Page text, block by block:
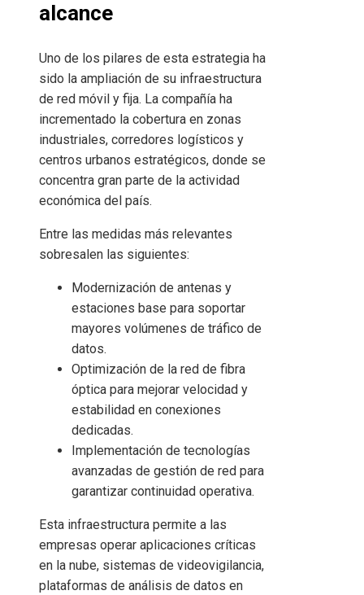
alcance
Uno de los pilares de esta estrategia ha
sido la ampliación de su infraestructura
de red móvil y fija. La compañía ha
incrementado la cobertura en zonas
industriales, corredores logísticos y
centros urbanos estratégicos, donde se
concentra gran parte de la actividad
económica del país.
Entre las medidas más relevantes
sobresalen las siguientes:
Modernización de antenas y
estaciones base para soportar
mayores volúmenes de tráfico de
datos.
Optimización de la red de fibra
óptica para mejorar velocidad y
estabilidad en conexiones
dedicadas.
Implementación de tecnologías
avanzadas de gestión de red para
garantizar continuidad operativa.
Esta infraestructura permite a las
empresas operar aplicaciones críticas
en la nube, sistemas de videovigilancia,
plataformas de análisis de datos en